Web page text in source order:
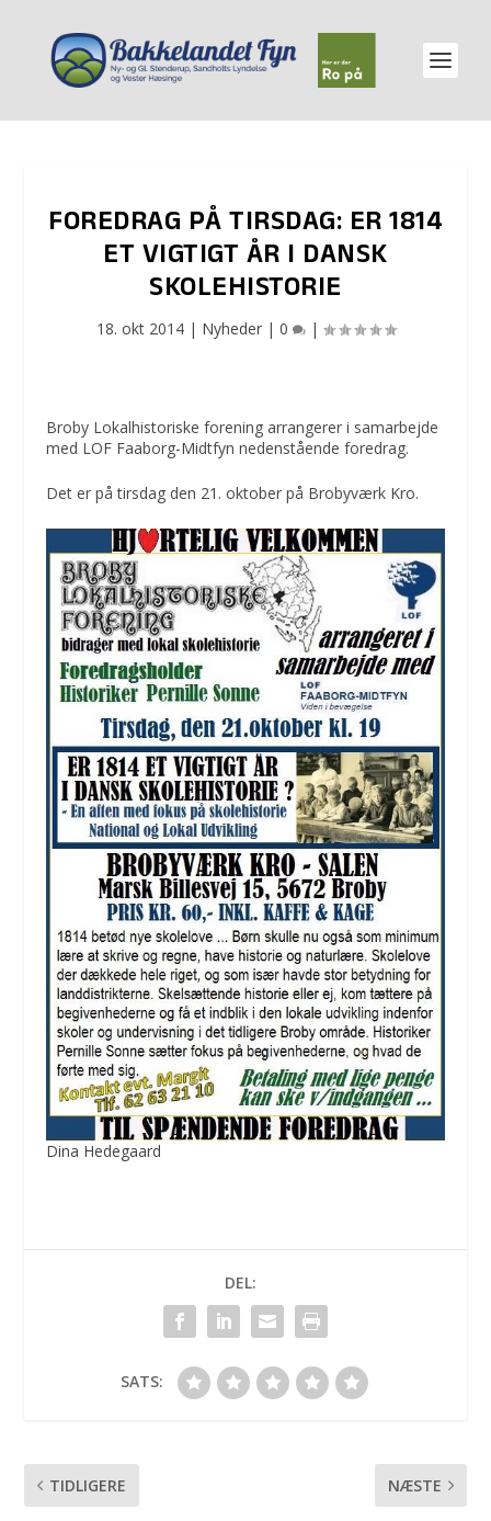
FOREDRAG PÅ TIRSDAG: ER 1814
ET VIGTIGT ÅR I DANSK
SKOLEHISTORIE
18. okt 2014| Nyheder| 0 |
Broby Lokalhistoriske forening arrangerer i samarbejde
med LOF Faaborg-Midtfyn nedenstående foredrag.
Det er på tirsdag den 21. oktober på Brobyværk Kro.
Dina Hedegaard
DEL:
SATS:
TIDLIGERE NÆSTE